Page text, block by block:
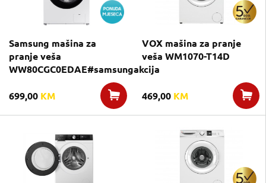
Samsung mašina za
pranje veša
WW80CGC0EDAE#samsungakcija
699,00 KM
VOX mašina za pranje
veša WM1070-T14D
469,00 KM